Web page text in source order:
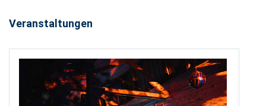
Veranstaltungen